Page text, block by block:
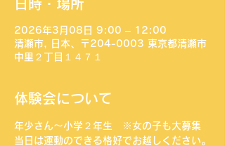
日時・場所
2026年3月08日 9:00 – 12:00
清瀬市, 日本、〒204-0003 東京都清瀬市
中里２丁目１４７１
体験会について
年少さん〜小学２年生　※女の子も大募集
当日は運動のできる格好でお越しください。